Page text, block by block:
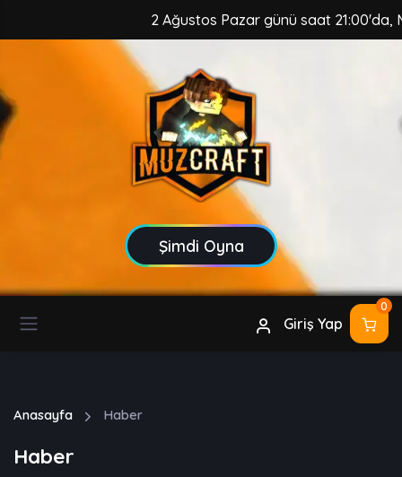
2 Ağustos Pazar günü saat 21:00'da,
Şimdi Oyna
Giriş Yap
0
Anasayfa Haber
Haber